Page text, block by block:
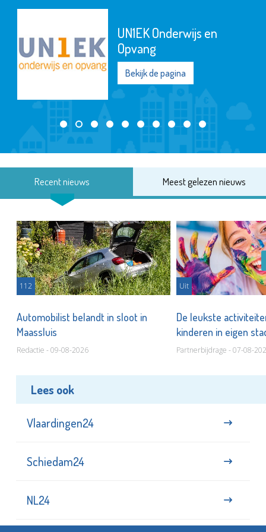
UN1EK Onderwijs en
Opvang
Bekijk de pagina
Recent nieuws Meest gelezen nieuws
112
Automobilist belandt in sloot in
Maassluis
Redactie - 09-08-2026
Uit
De leukste
kinderen in eigen
Partnerbijdrage - 07-08-
Lees ook
Vlaardingen24
Schiedam24
NL24